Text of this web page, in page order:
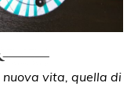
vita, quella di